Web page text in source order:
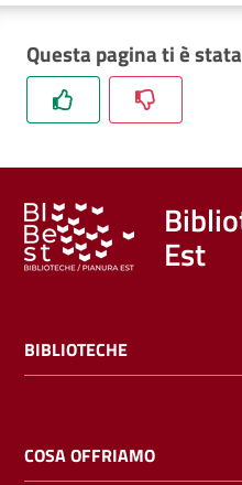
Trova
e
Calendario
Online
Questa pagina ti è
Est
BIBLIOTECHE
COSA OFFRIAMO